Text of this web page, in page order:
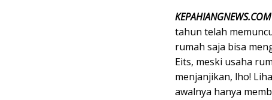
KEPAHIANGNEWS.COM
tahun telah
rumah saja bisa
Eits, meski usaha
menjanjikan, lho!
awalnya hanya